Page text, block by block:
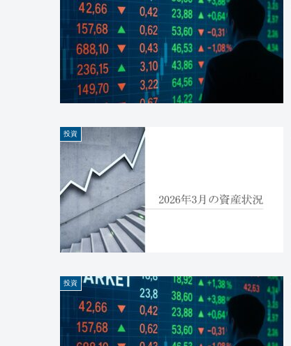
投資
投資